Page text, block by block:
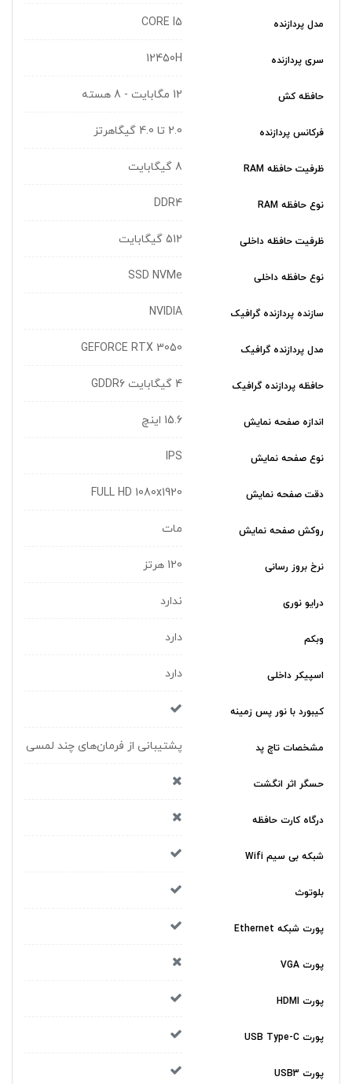
مدل پردازنده CORE I5
سری پردازنده 12450H
حافظه کش 12 مگابایت - 8 هسته
فرکانس پردازنده 2.0 تا 4.0 گیگاهرتز
ظرفیت حافظه RAM 8 گیگابایت
نوع حافظه RAM DDR4
ظرفیت حافظه داخلی 512 گیگابایت
نوع حافظه داخلی SSD NVMe
سازنده پردازنده گرافیک NVIDIA
مدل پردازنده گرافیک GEFORCE RTX 3050
حافظه پردازنده گرافیک 4 گیگابایت GDDR6
اندازه صفحه نمایش 15.6 اینچ
نوع صفحه نمایش IPS
دقت صفحه نمایش FULL HD 1080x1920
روکش صفحه نمایش مات
نرخ بروز رسانی 120 هرتز
درایو نوری ندارد
وبکم دارد
اسپیکر داخلی دارد
کیبورد با نور پس زمینه
مشخصات تاچ پد پشتیبانی از فرمان‌های چند لمسی
حسگر اثر انگشت
درگاه کارت حافظه
شبکه بی سیم Wifi
بلوتوث
پورت شبکه Ethernet
پورت VGA
پورت HDMI
پورت USB Type-C
پورت USB3